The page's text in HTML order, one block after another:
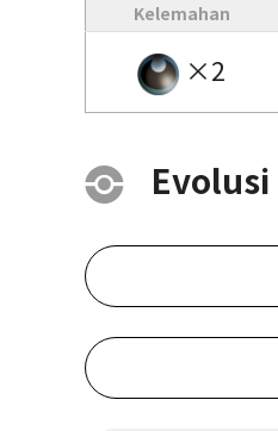
Kelemahan
×2
Evolusi